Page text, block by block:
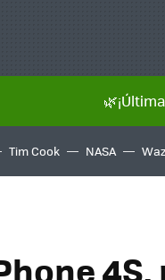
Tim Cook NASA